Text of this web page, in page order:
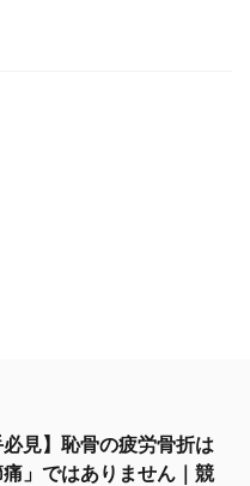
必見】恥骨の疲労骨折は
痛」ではありません｜競